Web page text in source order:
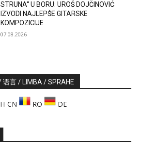
STRUNA“ U BORU: UROŠ DOJČINOVIĆ
IZVODI NAJLEPŠE GITARSKE
KOMPOZICIJE
07.08.2026
语言 / LIMBA / SPRAHE
CN RO DE